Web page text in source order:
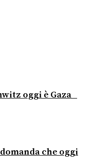
oggi è Gaza
che oggi